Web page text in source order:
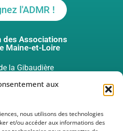
aux
nous utilisons des technologies
et/ou accéder aux informations des
l'ADMR !
des Associations
Maine-et-Loire
la Gibaudière
D’ANJOU